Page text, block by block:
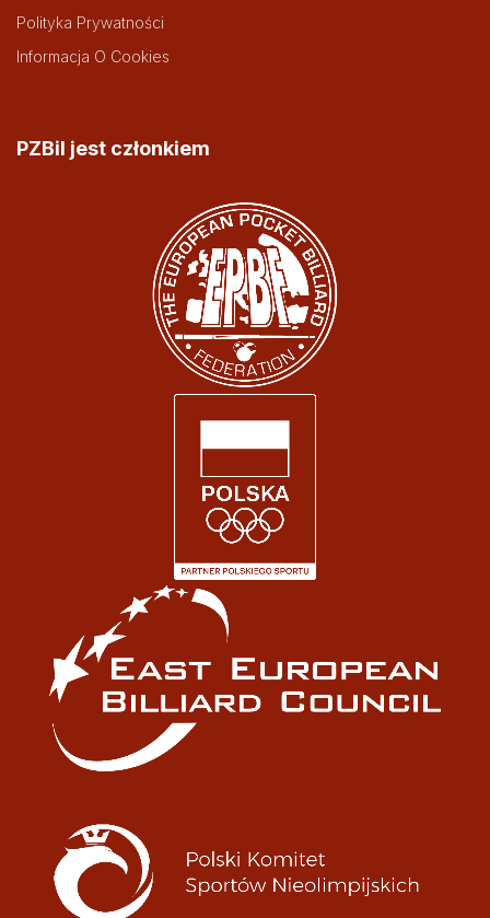
Polityka Prywatności
Informacja O Cookies
PZBil jest członkiem